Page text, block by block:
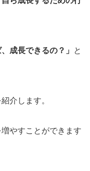
成長できるの？」 と
介します。
やすことができます